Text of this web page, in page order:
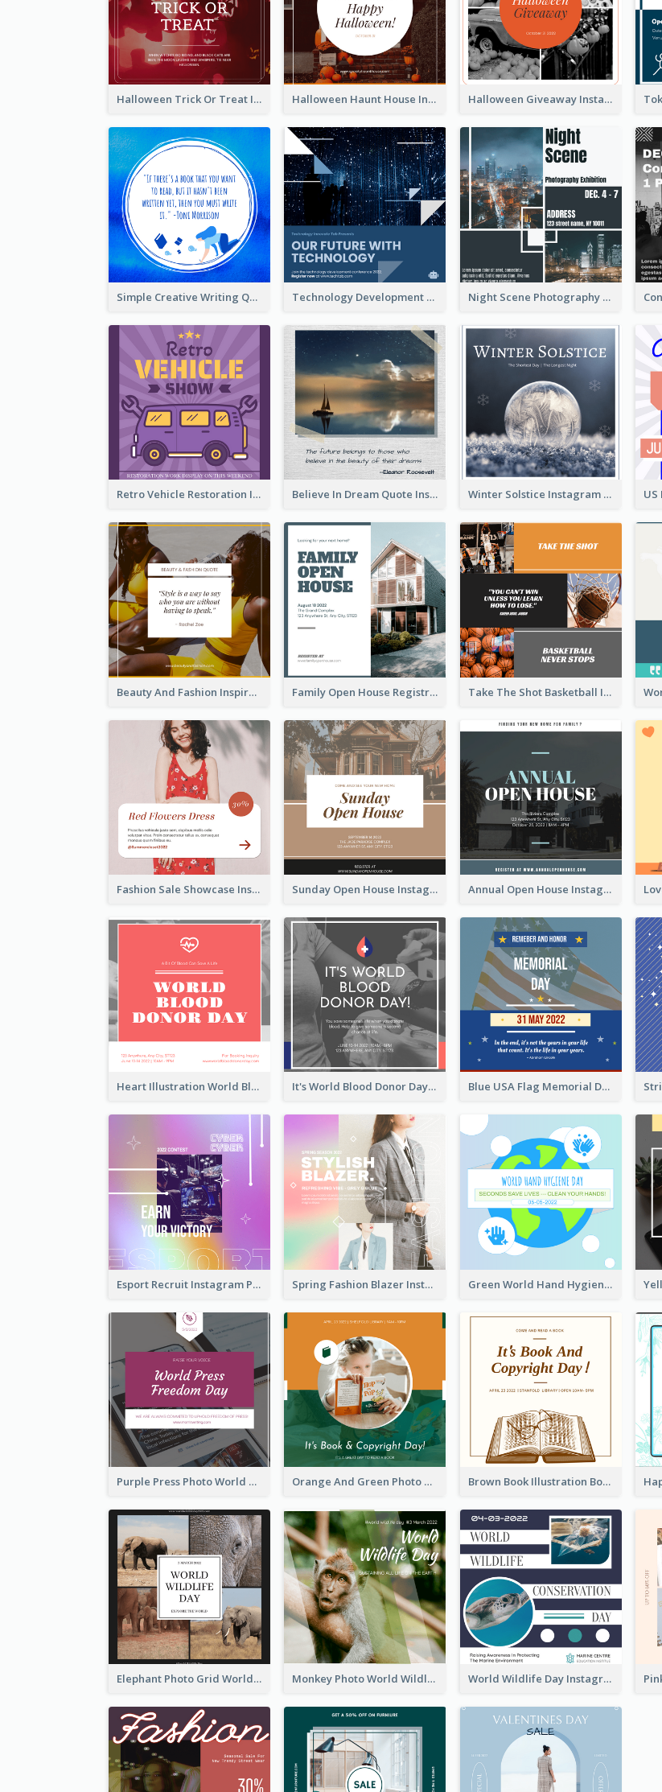
Halloween Trick Or Treat Instagram Post Halloween Haunt House Instagram Post Halloween Giveaway Instagram Post
Simple Creative Writing Quote Instagram Post Technology Development Conference Instagram Post Night Scene Photography Exhibition Instagram Post
Retro Vehicle Restoration Instagram Post Believe In Dream Quote Instagram Post Winter Solstice Instagram Post
Beauty And Fashion Inspirational Quote Instagram Post Family Open House Registration Instagram Post Take The Shot Basketball Instagram Post
Fashion Sale Showcase Instagram Post Sunday Open House Instagram Post Annual Open House Instagram Post
Heart Illustration World Blood Donor Day Instagram Post It's World Blood Donor Day Photo Instagram Post Blue USA Flag Memorial Day Instagram Post Design
Esport Recruit Instagram Post Spring Fashion Blazer Instagram Post Green World Hand Hygiene Day Instagram Post
Purple Press Photo World Press Freedom Day Instagram Post Orange And Green Photo Book And Copyright Day Instagram Post Brown Book Illustration Book And Copyright Day Instagram Post
Elephant Photo Grid World Wildlife Day Instagram Post Monkey Photo World Wildlife Day Instagram Post World Wildlife Day Instagram Post